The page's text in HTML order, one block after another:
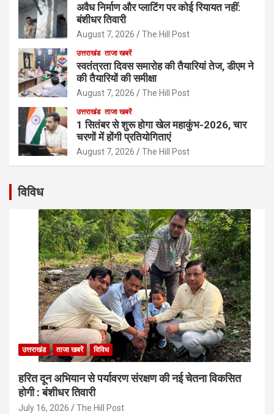
अवैध निर्माण और प्लाटिंग पर कोई रियायत नहीं:
बंशीधर तिवारी
August 7, 2026 The Hill Post
उत्तराखंड ताजा खबरें
स्वतंत्रता दिवस समारोह की तैयारियां तेज, डीएम ने
की तैयारियों की समीक्षा
August 7, 2026 The Hill Post
उत्तराखंड ताजा खबरें
1 सितंबर से शुरू होगा खेल महाकुंभ-2026, चार
चरणों में होंगी प्रतियोगिताएं
August 7, 2026 The Hill Post
विविध
उत्तराखंड ताजा खबरें विविध
हरित दून अभियान से पर्यावरण संरक्षण की नई चेतना विकसित
होगी : बंशीधर तिवारी
July 16, 2026 The Hill Post